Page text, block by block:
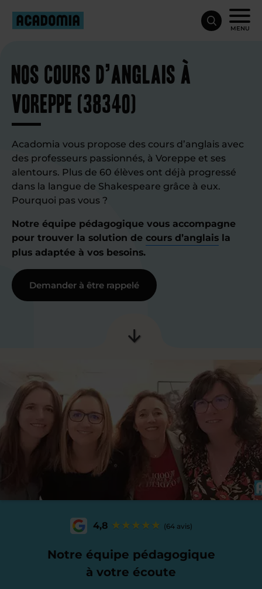
MENU
Nos cours d’anglais à
Voreppe (38340)
Acadomia vous propose des cours d’anglais avec
des professeurs passionnés, à Voreppe et ses
alentours. Plus de 60 élèves ont déjà progressé
dans la langue de Shakespeare grâce à eux.
Pourquoi pas vous ?
Notre équipe pédagogique vous accompagne
pour trouver la solution de cours d’anglais la
plus adaptée à vos besoins.
Demander à être rappelé
4,8 (64 avis)
Notre équipe pédagogique
à votre écoute